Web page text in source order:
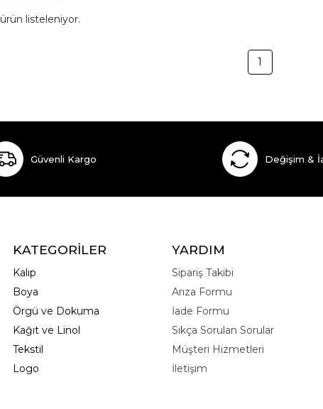
ürün listeleniyor.
1
Güvenli Kargo Değişim &
KATEGORİLER
Kalıp
Boya
Örgü ve Dokuma
Kağıt ve Linol
Tekstil
Logo
YARDIM
Sipariş Takibi
Arıza Formu
İade Formu
Sıkça Sorulan Sorular
Müşteri Hizmetleri
İletişim